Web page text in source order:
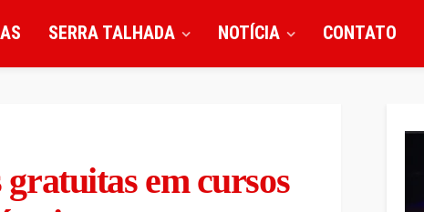
SERRA TALHADA NOTÍCIA CONTATO
gratuitas em cursos